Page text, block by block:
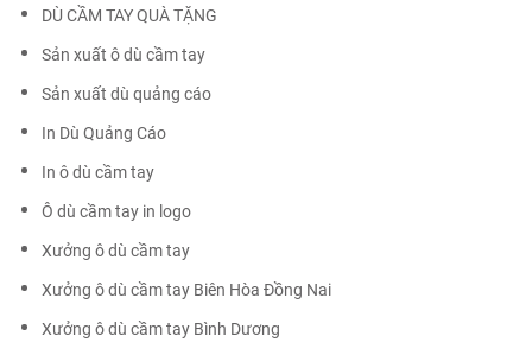
DÙ CẦM TAY QUÀ TẶNG
Sản xuất ô dù cầm tay
Sản xuất dù quảng cáo
In Dù Quảng Cáo
In ô dù cầm tay
Ô dù cầm tay in logo
Xưởng ô dù cầm tay
Xưởng ô dù cầm tay Biên Hòa Đồng Nai
Xưởng ô dù cầm tay Bình Dương